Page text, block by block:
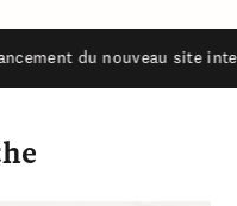
du nouveau site